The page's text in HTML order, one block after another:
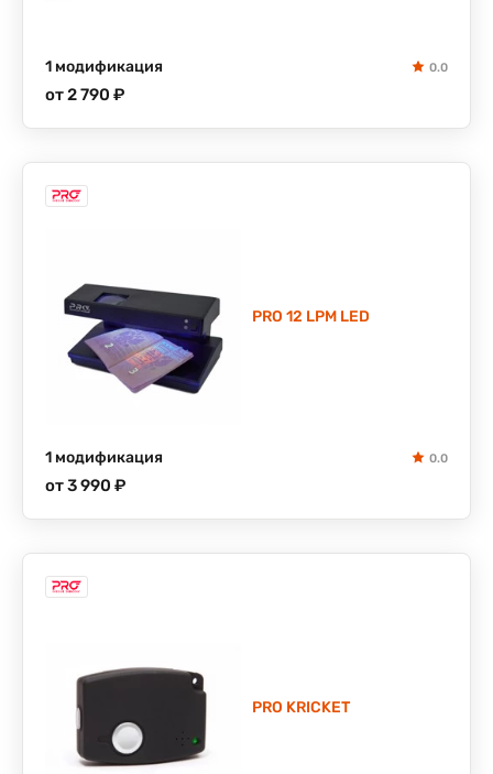
1 модификация 0.0
от 2 790 ₽
PRO 12 LPM LED
1 модификация 0.0
от 3 990 ₽
PRO KRICKET